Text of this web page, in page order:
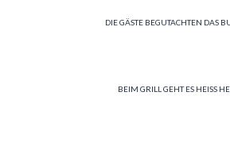
DIE GÄSTE BEGUTACHTEN DAS
BEIM GRILL GEHT ES HEISS